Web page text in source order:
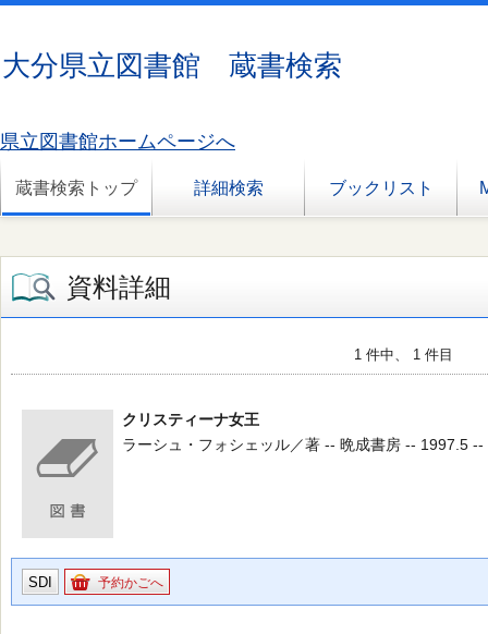
大分県立図書館 蔵書検索
県立図書館ホームページへ
蔵書検索トップ 詳細検索 ブックリスト
資料詳細
1 件中、 1 件目
クリスティーナ女王
ラーシュ・フォシェッル／著 -- 晩成書房 -- 1997.5
SDI 予約かごへ